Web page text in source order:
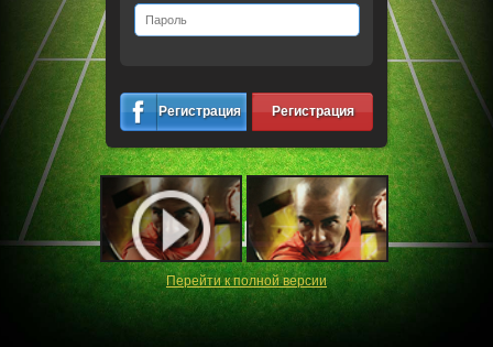
Регистрация Регистрация
Перейти к полной версии